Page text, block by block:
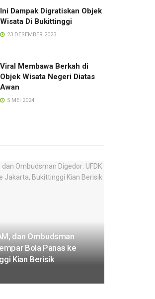
Ini Dampak Digratiskan Objek
Wisata Di Bukittinggi
23 DESEMBER 2023
Viral Membawa Berkah di
Objek Wisata Negeri Diatas
Awan
5 MEI 2024
dan Ombudsman
Bola Panas ke
Kian Berisik